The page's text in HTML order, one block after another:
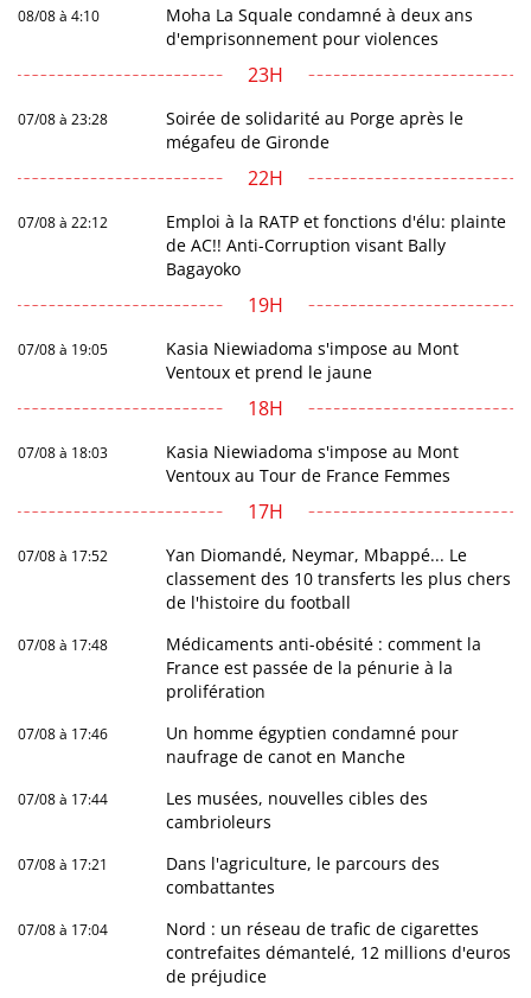
08/08 à 4:10
Moha La Squale condamné à deux ans
d'emprisonnement pour violences
23H
07/08 à 23:28
Soirée de solidarité au Porge après le
mégafeu de Gironde
22H
07/08 à 22:12
Emploi à la RATP et fonctions d'élu: plainte
de AC!! Anti-Corruption visant Bally
Bagayoko
19H
07/08 à 19:05
Kasia Niewiadoma s'impose au Mont
Ventoux et prend le jaune
18H
07/08 à 18:03
Kasia Niewiadoma s'impose au Mont
Ventoux au Tour de France Femmes
17H
07/08 à 17:52
Yan Diomandé, Neymar, Mbappé... Le
classement des 10 transferts les plus chers
de l'histoire du football
07/08 à 17:48
Médicaments anti-obésité : comment la
France est passée de la pénurie à la
prolifération
07/08 à 17:46
Un homme égyptien condamné pour
naufrage de canot en Manche
07/08 à 17:44
Les musées, nouvelles cibles des
cambrioleurs
07/08 à 17:21
Dans l'agriculture, le parcours des
combattantes
07/08 à 17:04
Nord : un réseau de trafic de cigarettes
contrefaites démantelé, 12 millions d'euros
de préjudice